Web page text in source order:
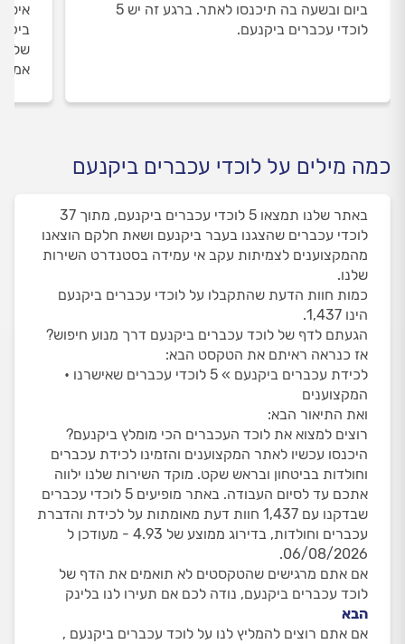
ביום ובשעה בה תיכנסו לאתר. ברגע זה יש 5
לוכדי עכברים ביקנעם.
כמה מילים על לוכדי עכברים ביקנעם
באתר שלנו תמצאו 5 לוכדי עכברים ביקנעם, מתוך 37
לוכדי עכברים שהצגנו בעבר ביקנעם ושאת חלקם הוצאנו
מהמקצוענים לצמיתות עקב אי עמידה בסטנדרט השירות
שלנו.
כמות חוות הדעת שהתקבלו על לוכדי עכברים ביקנעם
הינו 1,437.
הגעתם לדף של לוכד עכברים ביקנעם דרך מנוע חיפוש?
אז כנראה ראיתם את הטקסט הבא:
לכידת עכברים ביקנעם » 5 לוכדי עכברים שאישרנו •
המקצוענים
ואת התיאור הבא:
רוצים למצוא את לוכד העכברים הכי מומלץ ביקנעם?
היכנסו עכשיו לאתר המקצוענים והזמינו לכידת עכברים
וחולדות בביטחון ובראש שקט. מוקד השירות שלנו ילווה
אתכם עד לסיום העבודה. באתר מופיעים 5 לוכדי עכברים
שבדקנו עם 1,437 חוות דעת מאומתות על לכידת והדברת
עכברים וחולדות, בדירוג ממוצע של 4.93 - מעודכן ל
06/08/2026.
אם אתם מרגישים שהטקסטים לא תואמים את הדף של
לוכד עכברים ביקנעם, נודה לכם אם תעירו לנו בלינק
הבא
אם אתם רוצים להמליץ לנו על לוכד עכברים ביקנעם ,